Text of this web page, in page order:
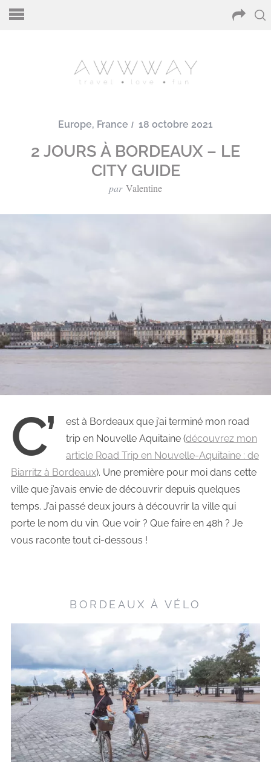
Europe, France 18 octobre 2021
2 JOURS À BORDEAUX – LE
CITY GUIDE
par Valentine
C’
est à Bordeaux que j’ai terminé mon road
trip en Nouvelle Aquitaine (découvrez mon
article Road Trip en Nouvelle-Aquitaine : de
Biarritz à Bordeaux). Une première pour moi dans cette
ville que j’avais envie de découvrir depuis quelques
temps. J’ai passé deux jours à découvrir la ville qui
porte le nom du vin. Que voir ? Que faire en 48h ? Je
vous raconte tout ci-dessous !
BORDEAUX À VÉLO